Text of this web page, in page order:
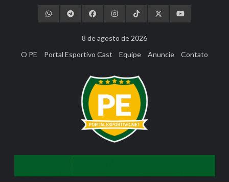
8 de agosto de 2026
O PE
Portal Esportivo Cast Equipe Anuncie Contato